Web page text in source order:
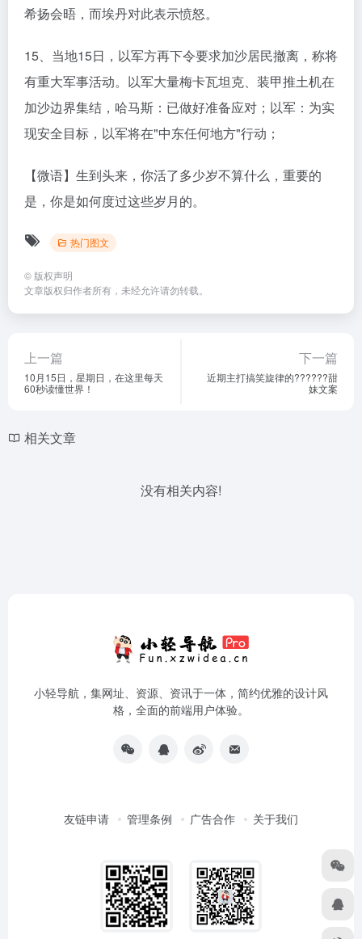
希扬会晤，而埃丹对此表示愤怒。
15、当地15日，以军方再下令要求加沙居民撤离，称将
有重大军事活动。以军大量梅卡瓦坦克、装甲推土机在
加沙边界集结，哈马斯：已做好准备应对；以军：为实
现安全目标，以军将在"中东任何地方"行动；
【微语】生到头来，你活了多少岁不算什么，重要的
是，你是如何度过这些岁月的。
热门图文
© 版权声明
文章版权归作者所有，未经允许请勿转载。
上一篇
10月15日，星期日，在这里每天
60秒读懂世界！
下一篇
近期主打搞笑旋律的??????甜
妹文案
相关文章
没有相关内容!
小轻导航，集网址、资源、资讯于一体，简约优雅的设计风
格，全面的前端用户体验。
友链申请 管理条例 广告合作 关于我们